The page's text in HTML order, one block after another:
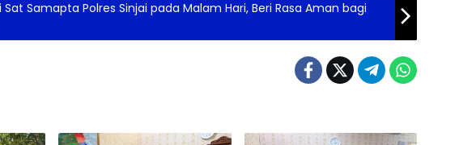
Sat Samapta Polres Sinjai pada Malam Hari, Beri Rasa Aman bagi